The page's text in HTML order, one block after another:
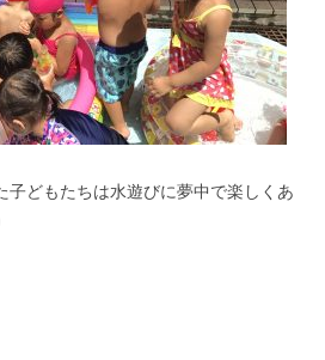
子どもたちは水遊びに夢中で楽しくあ